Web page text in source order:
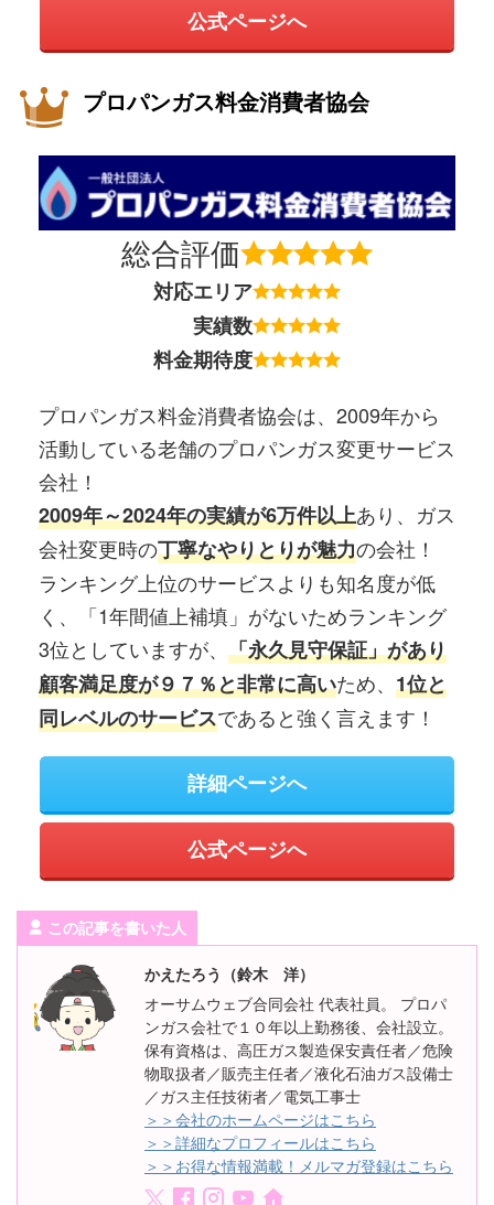
公式ページへ
プロパンガス料金消費者協会
総合評価
対応エリア
実績数
料金期待度
プロパンガス料金消費者協会は、2009年から
活動している老舗のプロパンガス変更サービス
会社！
2009年～2024年の実績が6万件以上あり、ガス
会社変更時の丁寧なやりとりが魅力の会社！
ランキング上位のサービスよりも知名度が低
く、「1年間値上補填」がないためランキング
3位としていますが、 「永久見守保証」があり
顧客満足度が９７％と非常に高いため、 1位と
同レベルのサービスであると強く言えます！
詳細ページへ
公式ページへ
この記事を書いた人
かえたろう（鈴木 洋）
オーサムウェブ合同会社 代表社員。 プロパ
ンガス会社で１０年以上勤務後、会社設立。
保有資格は、高圧ガス製造保安責任者／危険
物取扱者／販売主任者／液化石油ガス設備士
／ガス主任技術者／電気工事士
＞＞会社のホームページはこちら
＞＞詳細なプロフィールはこちら
＞＞お得な情報満載！メルマガ登録はこちら